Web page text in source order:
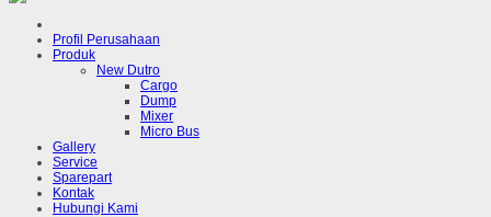
Profil Perusahaan
Produk
New Dutro
Cargo
Dump
Mixer
Micro Bus
Gallery
Service
Sparepart
Kontak
Hubungi Kami